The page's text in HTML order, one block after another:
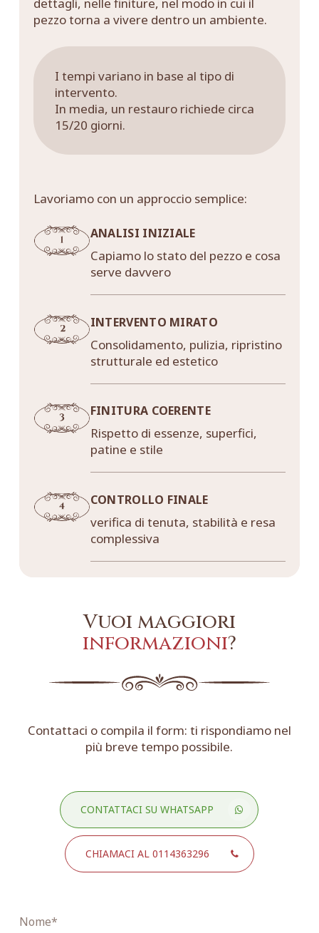
dettagli, nelle finiture, nel modo in cui il
pezzo torna a vivere dentro un ambiente.
I tempi variano in base al tipo di
intervento.
In media, un restauro richiede circa
15/20 giorni.
Lavoriamo con un approccio semplice:
ANALISI INIZIALE
Capiamo lo stato del pezzo e cosa
serve davvero
INTERVENTO MIRATO
Consolidamento, pulizia, ripristino
strutturale ed estetico
FINITURA COERENTE
Rispetto di essenze, superfici,
patine e stile
CONTROLLO FINALE
verifica di tenuta, stabilità e resa
complessiva
Vuoi maggiori
informazioni?
Contattaci o compila il form: ti rispondiamo nel
più breve tempo possibile.
CONTATTACI SU WHATSAPP
CHIAMACI AL 0114363296